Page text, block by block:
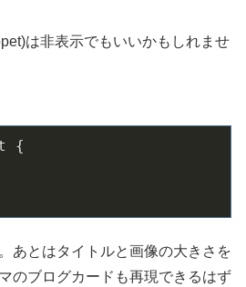
は非表示でもいいかもしれませ
あとはタイトルと画像の大きさを
のブログカードも再現できるはず